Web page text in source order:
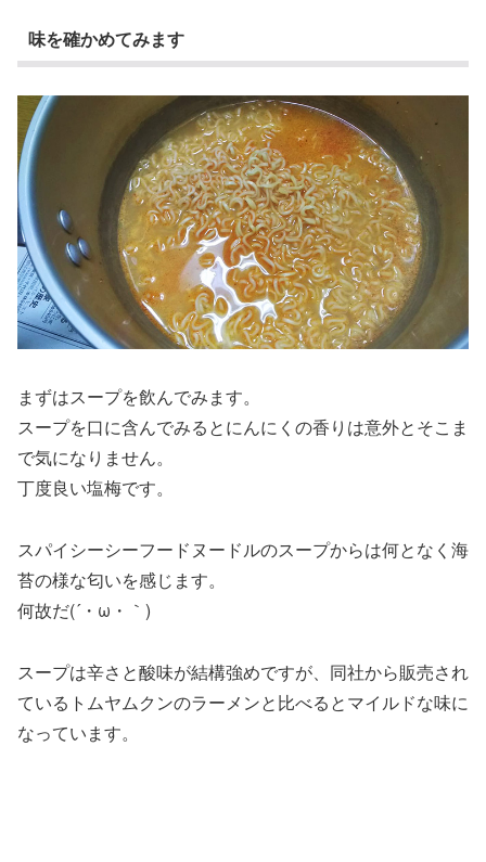
味を確かめてみます
まずはスープを飲んでみます。
スープを口に含んでみるとにんにくの香りは意外とそこま
で気になりません。
丁度良い塩梅です。
スパイシーシーフードヌードルのスープからは何となく海
苔の様な匂いを感じます。
何故だ(´・ω・｀)
スープは辛さと酸味が結構強めですが、同社から販売され
ているトムヤムクンのラーメンと比べるとマイルドな味に
なっています。